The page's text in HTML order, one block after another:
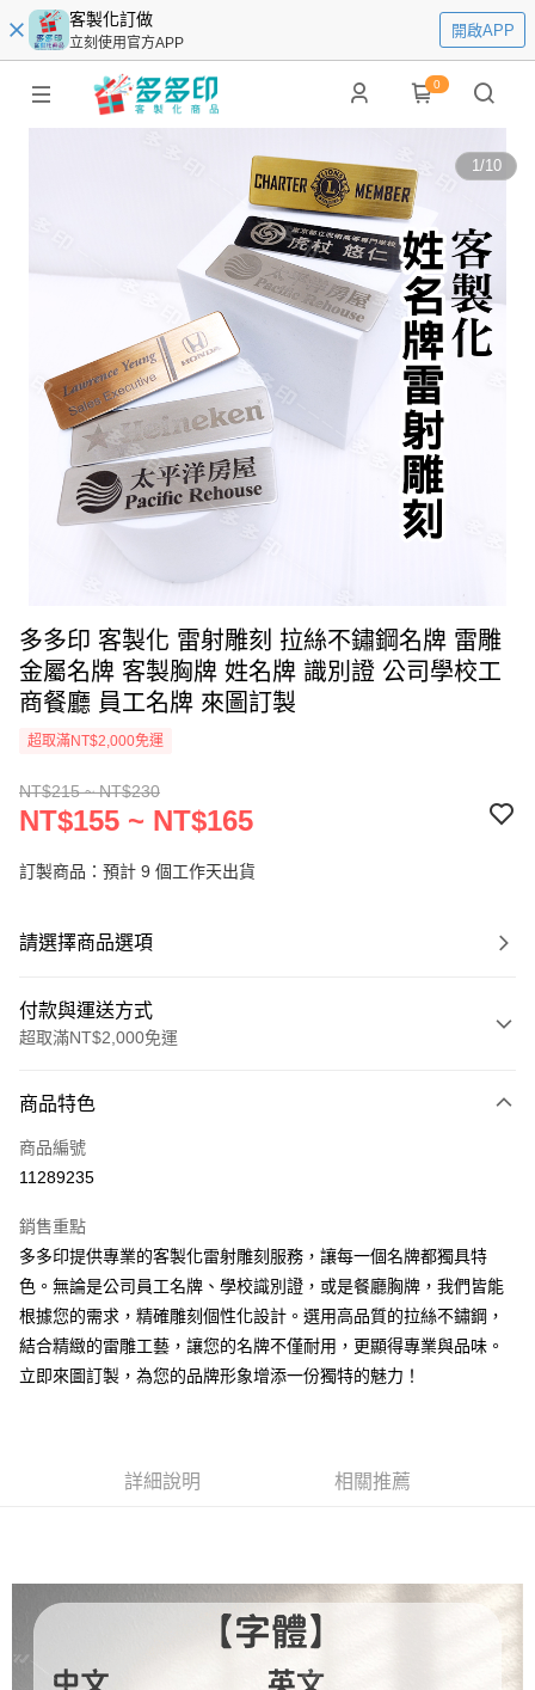
客製化訂做
立刻使用官方APP
開啟APP
0
1/10
多多印 客製化 雷射雕刻 拉絲不鏽鋼名牌 雷雕
金屬名牌 客製胸牌 姓名牌 識別證 公司學校工
商餐廳 員工名牌 來圖訂製
超取滿NT$2,000免運
NT$215 ~ NT$230
NT$155 ~ NT$165
訂製商品：預計 9 個工作天出貨
請選擇商品選項
付款與運送方式
超取滿NT$2,000免運
信用卡一次付款
超商取貨付款
Apple Pay
街口支付
悠遊付
Google Pay
AFTEE先享後付
１．簡單：不需註冊會員、不需綁卡、不需儲值。
２．便利：只要手機號碼，簡訊認證，即可結帳。
３．安心：先確認商品／服務後，再付款。
【「AFTEE先享後付」結帳流程】
運送方式
每筆NT$65，滿NT$2,000(含以上)免運費
商品特色
商品編號
11289235
銷售重點
多多印提供專業的客製化雷射雕刻服務，讓每一個名牌都獨具特
色。無論是公司員工名牌、學校識別證，或是餐廳胸牌，我們皆能
根據您的需求，精確雕刻個性化設計。選用高品質的拉絲不鏽鋼，
結合精緻的雷雕工藝，讓您的名牌不僅耐用，更顯得專業與品味。
立即來圖訂製，為您的品牌形象增添一份獨特的魅力！
詳細說明 相關推薦